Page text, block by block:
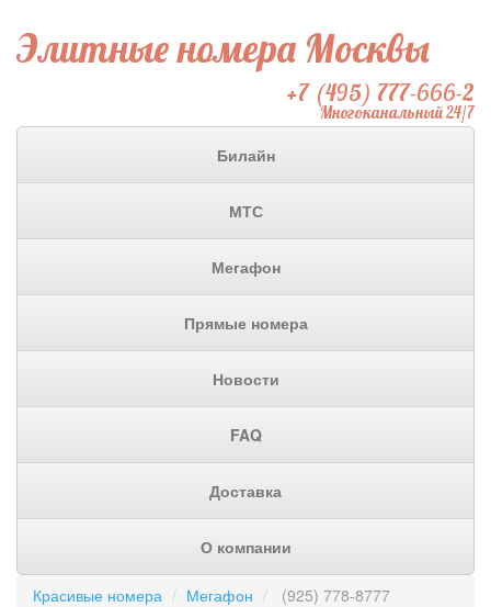
Элитные номера Москвы
+7 (495) 777-666-2
Многоканальный 24/7
Билайн
МТС
Мегафон
Прямые номера
Новости
FAQ
Доставка
О компании
Красивые номера Мегафон (925) 778-8777